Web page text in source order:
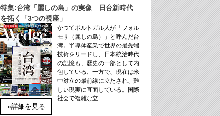
特集:台湾「麗しの島」の実像 日台新時代
を拓く「3つの視座」
»詳細を見る
かつてポルトガル人が「フォル
モサ（麗しの島）」と呼んだ台
湾。半導体産業で世界の最先端
技術をリードし、日本統治時代
の記憶も、歴史の一部として内
包している。一方で、現在は米
中対立の最前線に立たされ、難
しい現実に直面している。国際
社会で複雑な立…